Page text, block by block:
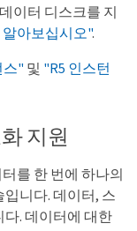
이터 디스크를 지
아보십시오".
스" 및 "R5 인스턴
지원
를 한 번에 하나의
니다. 데이터, 스
. 데이터에 대한